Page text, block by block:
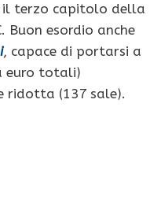
il terzo capitolo della
Buon esordio anche
, capace di portarsi a
euro totali)
ridotta (137 sale).